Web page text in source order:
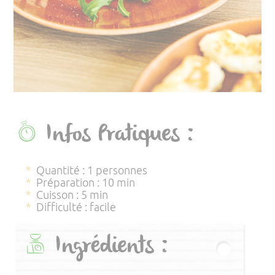
Infos Pratiques :
Quantité : 1 personnes
Préparation : 10 min
Cuisson : 5 min
Difficulté : facile
Ingrédients :